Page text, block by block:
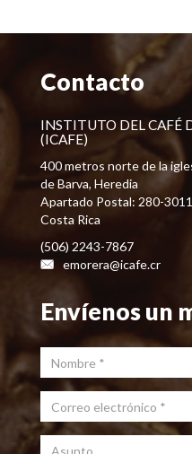
Contacto
INSTITUTO DEL CAFÉ
(ICAFE)
400 metros norte de la
de Barva, Heredia
Apartado Postal: 280-
Costa Rica
(506) 2243-7867
emorera@icafe.cr
Envíenos un
Nombre
Correo electrónico *
Asunto